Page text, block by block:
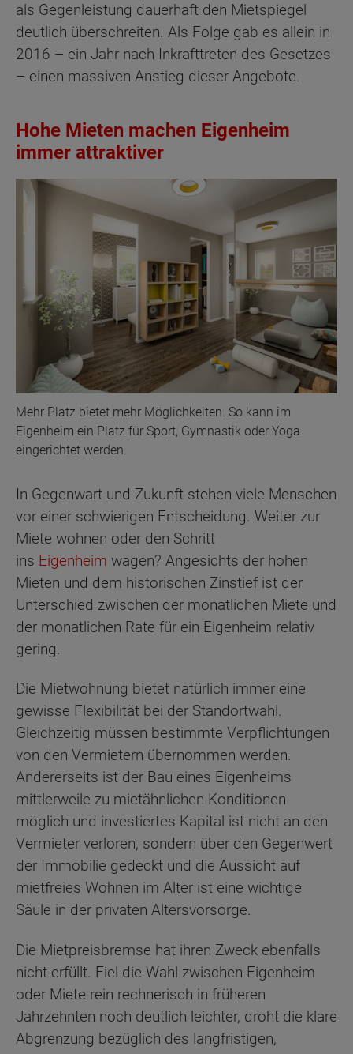
als Gegenleistung dauerhaft den Mietspiegel
deutlich überschreiten. Als Folge gab es allein in
2016 – ein Jahr nach Inkrafttreten des Gesetzes
– einen massiven Anstieg dieser Angebote.
Hohe Mieten machen Eigenheim
immer attraktiver
Mehr Platz bietet mehr Möglichkeiten. So kann im
Eigenheim ein Platz für Sport, Gymnastik oder Yoga
eingerichtet werden.
In Gegenwart und Zukunft stehen viele Menschen
vor einer schwierigen Entscheidung. Weiter zur
Miete wohnen oder den Schritt
ins Eigenheim wagen? Angesichts der hohen
Mieten und dem historischen Zinstief ist der
Unterschied zwischen der monatlichen Miete und
der monatlichen Rate für ein Eigenheim relativ
gering.
Die Mietwohnung bietet natürlich immer eine
gewisse Flexibilität bei der Standortwahl.
Gleichzeitig müssen bestimmte Verpflichtungen
von den Vermietern übernommen werden.
Andererseits ist der Bau eines Eigenheims
mittlerweile zu mietähnlichen Konditionen
möglich und investiertes Kapital ist nicht an den
Vermieter verloren, sondern über den Gegenwert
der Immobilie gedeckt und die Aussicht auf
mietfreies Wohnen im Alter ist eine wichtige
Säule in der privaten Altersvorsorge.
Die Mietpreisbremse hat ihren Zweck ebenfalls
nicht erfüllt. Fiel die Wahl zwischen Eigenheim
oder Miete rein rechnerisch in früheren
Jahrzehnten noch deutlich leichter, droht die klare
Abgrenzung bezüglich des langfristigen,